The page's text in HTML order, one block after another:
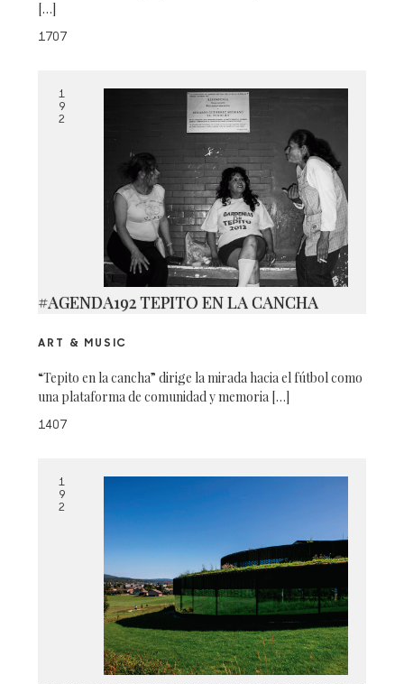
[…]
1707
1
9
2
#AGENDA192 TEPITO EN LA CANCHA
ART & MUSIC
“Tepito en la cancha” dirige la mirada hacia el fútbol como
una plataforma de comunidad y memoria […]
1407
1
9
2